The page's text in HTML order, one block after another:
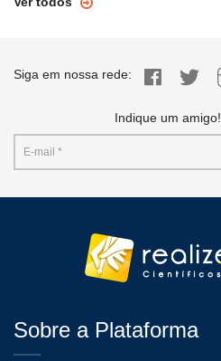
Siga em nossa rede:
Indique um amigo!
Sobre a Plataforma